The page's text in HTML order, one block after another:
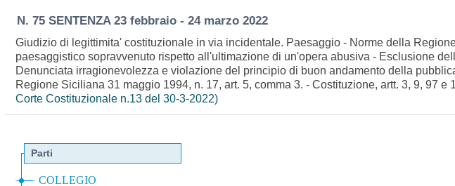
N. 75 SENTENZA 23 febbraio - 24 marzo 2022
Giudizio di legittimita' costituzionale in via incidentale. Paesaggio - Norme della
paesaggistico sopravvenuto rispetto all'ultimazione di un'opera abusiva - Esclusione
Denunciata irragionevolezza e violazione del principio di buon andamento della
Regione Siciliana 31 maggio 1994, n. 17, art. 5, comma 3. - Costituzione, artt. 3, 9, 97 e
Corte Costituzionale n.13 del 30-3-2022)